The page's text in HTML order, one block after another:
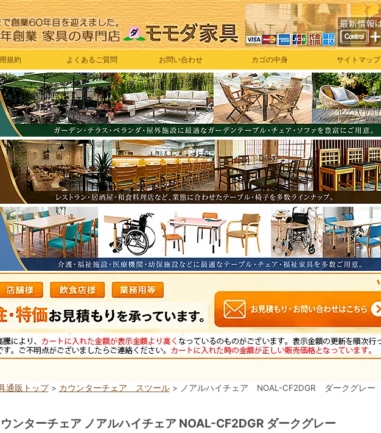
規約 よくあるご質問 お問い合わせ カゴの中身 サイトマップ
通販トップ> カウンターチェア スツール> ノアルハイチェア NOAL-CF2DGR ダークグレー
ンターチェア ノアルハイチェア NOAL-CF2DGR ダークグレー